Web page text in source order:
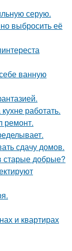
серую.
выбросить её
ванную
работать.
ремонт.
сдачу домов.
старые добрые?
и квартирах